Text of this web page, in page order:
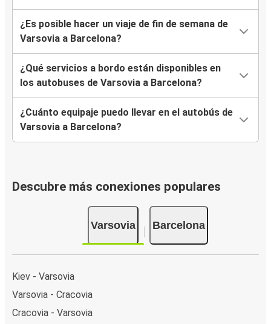
¿Es posible hacer un viaje de fin de semana de
Varsovia a Barcelona?
¿Qué servicios a bordo están disponibles en
los autobuses de Varsovia a Barcelona?
¿Cuánto equipaje puedo llevar en el autobús de
Varsovia a Barcelona?
Descubre más conexiones populares
Varsovia Barcelona
Kiev - Varsovia
Varsovia - Cracovia
Cracovia - Varsovia